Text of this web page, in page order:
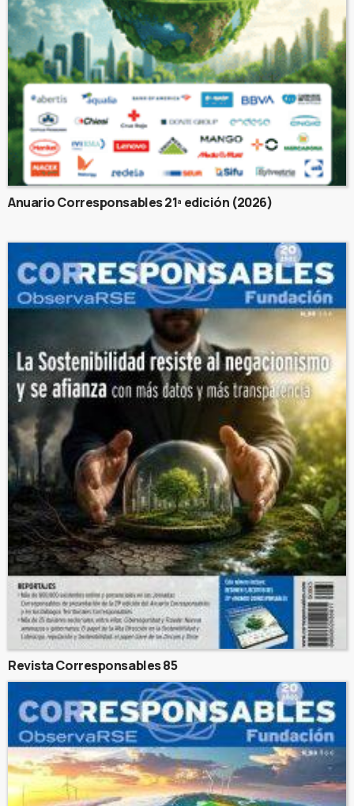
Anuario Corresponsables 21ª edición (2026)
Revista Corresponsables 85